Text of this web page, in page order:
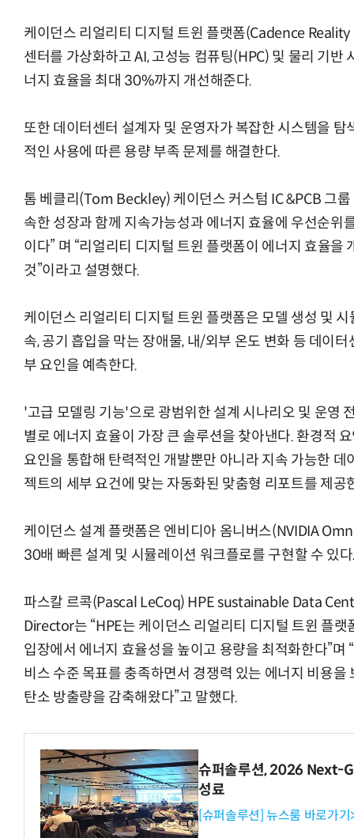
케이던스 리얼리티 디지털 트윈 플랫폼(Cadence
센터를 가상화하고 AI, 고성능 컴퓨팅(HPC) 및 물리 기반
너지 효율을 최대 30%까지 개선해준다.
또한 데이터센터 설계자 및 운영자가 복잡한 시스템을
적인 사용에 따른 용량 부족 문제를 해결한다.
톰 베클리(Tom Beckley) 케이던스 커스텀 IC &PCB 그
속한 성장과 함께 지속가능성과 에너지 효율에 우선순위
이다” 며 “리얼리티 디지털 트윈 플랫폼이 에너지 효율을
것”이라고 설명했다.
케이던스 리얼리티 디지털 트윈 플랫폼은 모델 생성 및
속, 공기 흡입을 막는 장애물, 내/외부 온도 변화 등 데이
부 요인을 예측한다.
'고급 모델링 기능'으로 광범위한 설계 시나리오 및 운영
별로 에너지 효율이 가장 큰 솔루션을 찾아낸다. 환경적
요인을 통합해 탄력적인 개발뿐만 아니라 지속 가능한
젝트의 세부 요건에 맞는 자동화된 맞춤형 리포트를 제공
케이던스 설계 플랫폼은 엔비디아 옴니버스(NVIDIA
30배 빠른 설계 및 시뮬레이션 워크플로를 구현할 수 있
파스칼 르콕(Pascal LeCoq) HPE sustainable Data
Director는 “HPE는 케이던스 리얼리티 디지털 트윈 플
입장에서 에너지 효율성을 높이고 용량을 최적화한다”며
비스 수준 목표를 충족하면서 경쟁력 있는 에너지 비용
탄소 방출량을 감축해왔다”고 말했다.
슈퍼솔루션, 2026 Next-
성료
[슈퍼솔루션] 뉴스룸 바로가기